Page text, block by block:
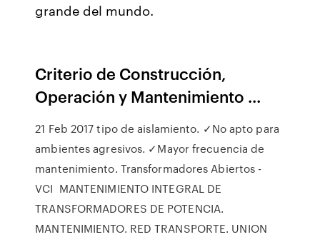
grande del mundo.
Criterio de Construcción,
Operación y Mantenimiento ...
21 Feb 2017 tipo de aislamiento. ✓No apto para
ambientes agresivos. ✓Mayor frecuencia de
mantenimiento. Transformadores Abiertos -
VCI MANTENIMIENTO INTEGRAL DE
TRANSFORMADORES DE POTENCIA.
MANTENIMIENTO. RED TRANSPORTE. UNION